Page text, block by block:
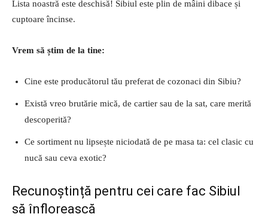
Lista noastră este deschisă! Sibiul este plin de mâini dibace și
cuptoare încinse.
Vrem să știm de la tine:
Cine este producătorul tău preferat de cozonaci din Sibiu?
Există vreo brutărie mică, de cartier sau de la sat, care merită
descoperită?
Ce sortiment nu lipsește niciodată de pe masa ta: cel clasic cu
nucă sau ceva exotic?
Recunoștință pentru cei care fac Sibiul
să înflorească